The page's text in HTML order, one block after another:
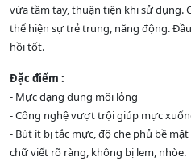
vừa tầm tay, thuận tiện khi sử dụng.
thể hiện sự trẻ trung, năng động.
hồi tốt.
Đặc điểm :
- Mực dạng dung môi lỏng
- Công nghệ vượt trội giúp mực
- Bút ít bị tắc mực, độ che phủ bề
chữ viết rõ ràng, không bị lem, nhòe.